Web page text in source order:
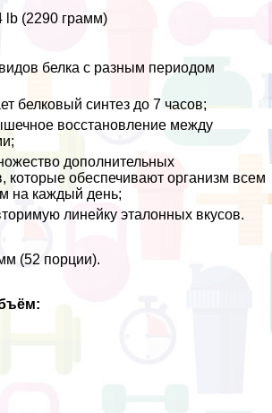
lb (2290 грамм)
белка с разным периодом
белковый синтез до 7 часов;
восстановление между
дополнительных
которые обеспечивают организм всем
на каждый день;
линейку эталонных вкусов.
(52 порции).